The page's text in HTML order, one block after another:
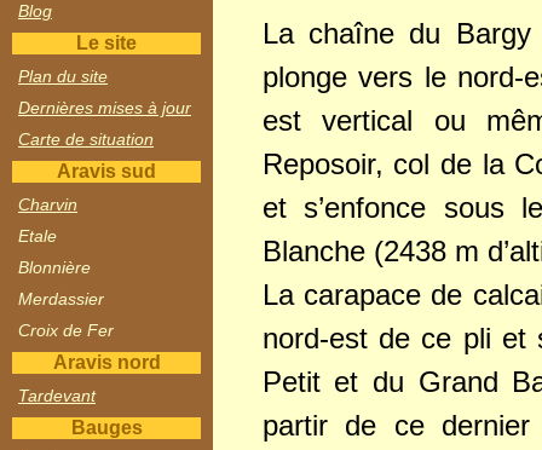
Blog
Le site
Plan du site
Dernières mises à jour
Carte de situation
Aravis sud
Charvin
Etale
Blonnière
Merdassier
Croix de Fer
Aravis nord
Tardevant
Bauges
La chaîne du Bargy
plonge vers le nord-
est vertical ou
Reposoir, col de la
et s’enfonce sous
Blanche (2438 m
La carapace de
nord-est de ce pli et
Petit et du Grand
partir de ce